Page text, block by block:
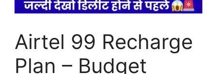
Airtel 99 Recharge
Plan – Budget